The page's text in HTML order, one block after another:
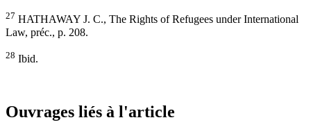
27 HATHAWAY J. C., The Rights of Refugees under International
Law, préc., p. 208.
28 Ibid.
Ouvrages liés à l'article